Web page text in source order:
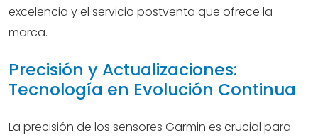
excelencia y el servicio postventa que ofrece la
marca.
Precisión y Actualizaciones:
Tecnología en Evolución Continua
La precisión de los sensores Garmin es crucial para